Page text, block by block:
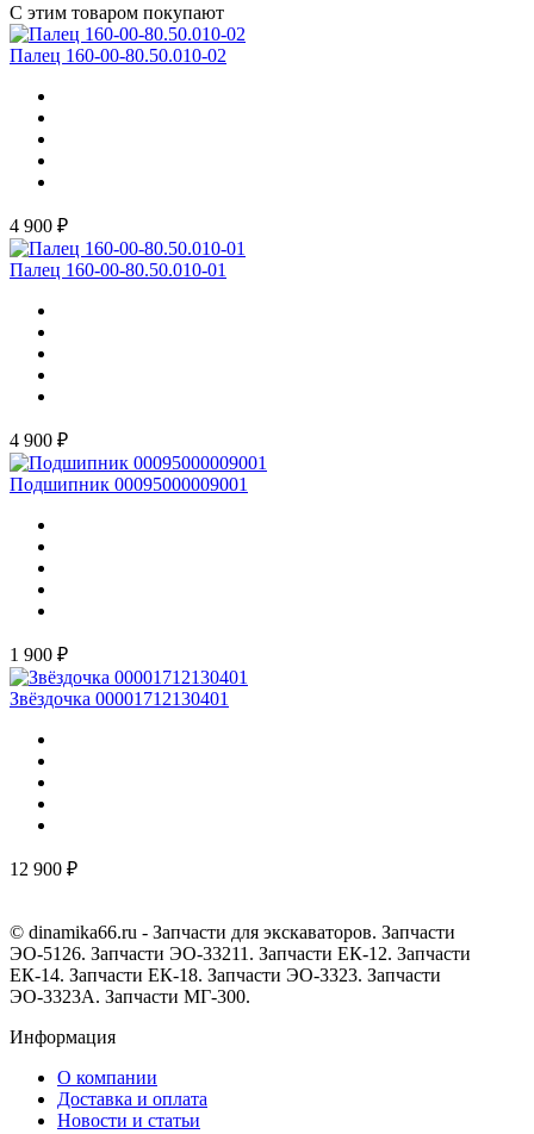
С этим товаром покупают
Палец 160-00-80.50.010-02
4 900 ₽
Палец 160-00-80.50.010-01
4 900 ₽
Подшипник 00095000009001
1 900 ₽
Звёздочка 00001712130401
12 900 ₽
© dinamika66.ru - Запчасти для экскаваторов. Запчасти
ЭО-5126. Запчасти ЭО-33211. Запчасти ЕК-12. Запчасти
ЕК-14. Запчасти ЕК-18. Запчасти ЭО-3323. Запчасти
ЭО-3323А. Запчасти МГ-300.
Информация
О компании
Доставка и оплата
Новости и статьи